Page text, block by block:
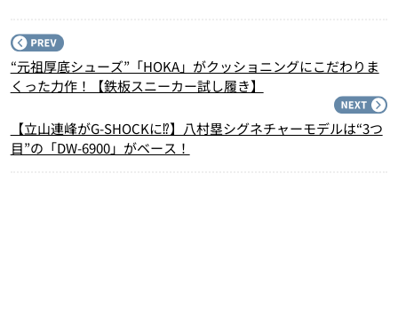
“元祖厚底シューズ”「HOKA」がクッショニングにこだわりま
くった力作！【鉄板スニーカー試し履き】
【立山連峰がG-SHOCKに⁉】八村塁シグネチャーモデルは“3つ
目”の「DW-6900」がベース！